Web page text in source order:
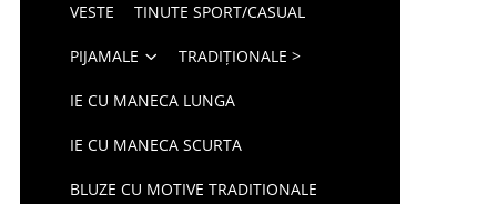
VESTE TINUTE SPORT/CASUAL
PIJAMALE TRADIȚIONALE >
IE CU MANECA LUNGA
IE CU MANECA SCURTA
BLUZE CU MOTIVE TRADITIONALE